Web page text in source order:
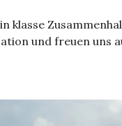
klasse
und freuen uns